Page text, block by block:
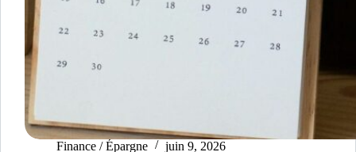
Finance / Épargne juin 9, 2026